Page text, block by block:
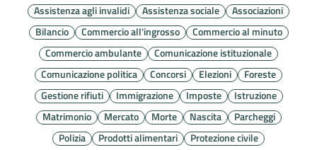
Assistenza agli invalidi
Assistenza sociale
Associazioni
Bilancio
Commercio all'ingrosso
Commercio al minuto
Commercio ambulante
Comunicazione istituzionale
Comunicazione politica
Concorsi Elezioni
Foreste
Gestione rifiuti
Immigrazione Imposte
Istruzione
Matrimonio
Mercato Morte Nascita
Parcheggi
Polizia
Prodotti alimentari
Protezione civile